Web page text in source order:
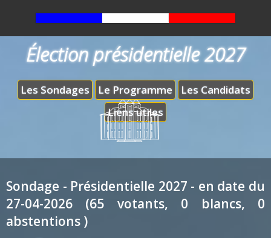
Les Sondages Le Programme
Les Candidats
Liens utiles
Élection présidentielle 2027
Sondage - Présidentielle 2027 - en date du
27-04-2026 (65 votants, 0 blancs, 0
abstentions )